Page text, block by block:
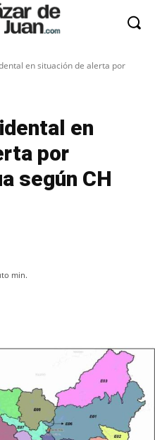
en situación de alerta por
en
por
según CH
min.